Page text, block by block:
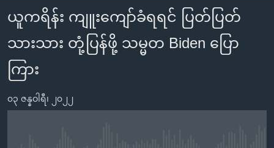
များ
ပင်မ
အကြောင်းအရာ
သို့
ကျော်
ကြည့်
နိုင်ငံတကာ
တရုတ်
အစ္စရေး-ပါလက်စတိုင်း
ဗွီဒီယို
သတင်းလွတ်လပ်ခွင့်
ရပ်ဝန်းတခု လမ်းတခု အလွန်
အင်္ဂလိပ်စာလေ့လာမယ်
အမေရိကန်သုံးအီဒီယံ
အပတ်စဉ်ကဏ္ဍများ
ယူကရိန်း ကျူးကျော်ခံရရင် ပြတ်ပြတ်
သားသား တုံ့ပြန်ဖို့ သမ္မတ Biden ပြော
ကြား
၀၃ ဇန္နဝါရီ၊ ၂၀၂၂